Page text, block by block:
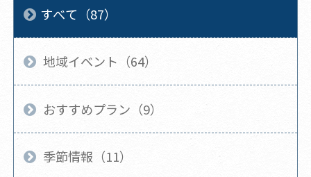
すべて（87）
地域イベント（64）
おすすめプラン（9）
季節情報（11）